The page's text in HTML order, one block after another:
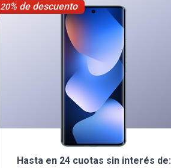
20% de descuento
Hasta en 24cuotas sin interés de: